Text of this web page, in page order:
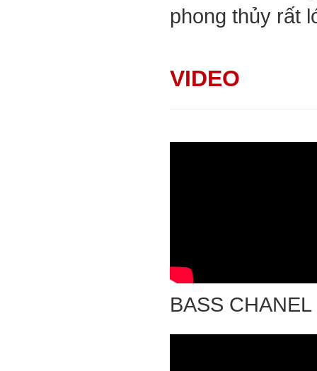
phong thủy rất
VIDEO
BASS CHANEL